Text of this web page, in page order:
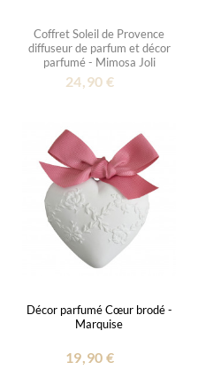
Coffret Soleil de Provence
diffuseur de parfum et décor
parfumé - Mimosa Joli
24,90 €
Décor parfumé Cœur brodé -
Marquise
19,90 €